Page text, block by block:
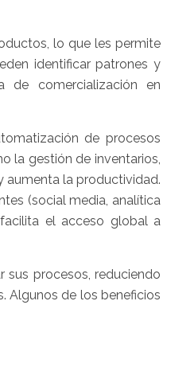
lo que les permite
identificar patrones y
de comercialización en
de procesos
la gestión de inventarios,
aumenta la productividad.
(social media, analítica
el acceso global a
sus procesos, reduciendo
Algunos de los beneficios